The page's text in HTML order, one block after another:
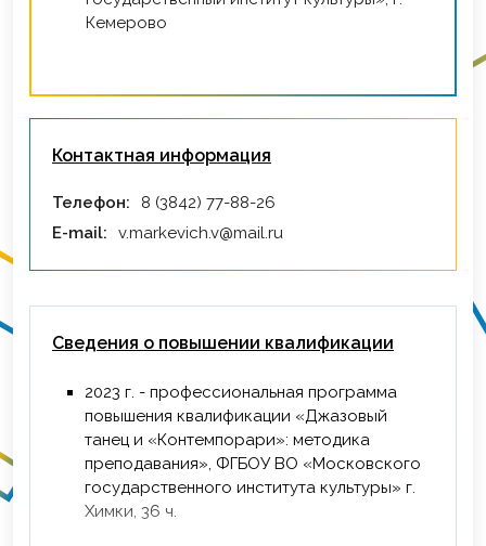
Кемерово
Контактная информация
Телефон:
8 (3842) 77-88-26
E-mail:
v.markevich.v@mail.ru
Сведения о повышении квалификации
2023 г. - профессиональная программа
повышения квалификации «Джазовый
танец и «Контемпорари»: методика
преподавания», ФГБОУ ВО «Московского
государственного института культуры» г.
Химки, 36 ч.